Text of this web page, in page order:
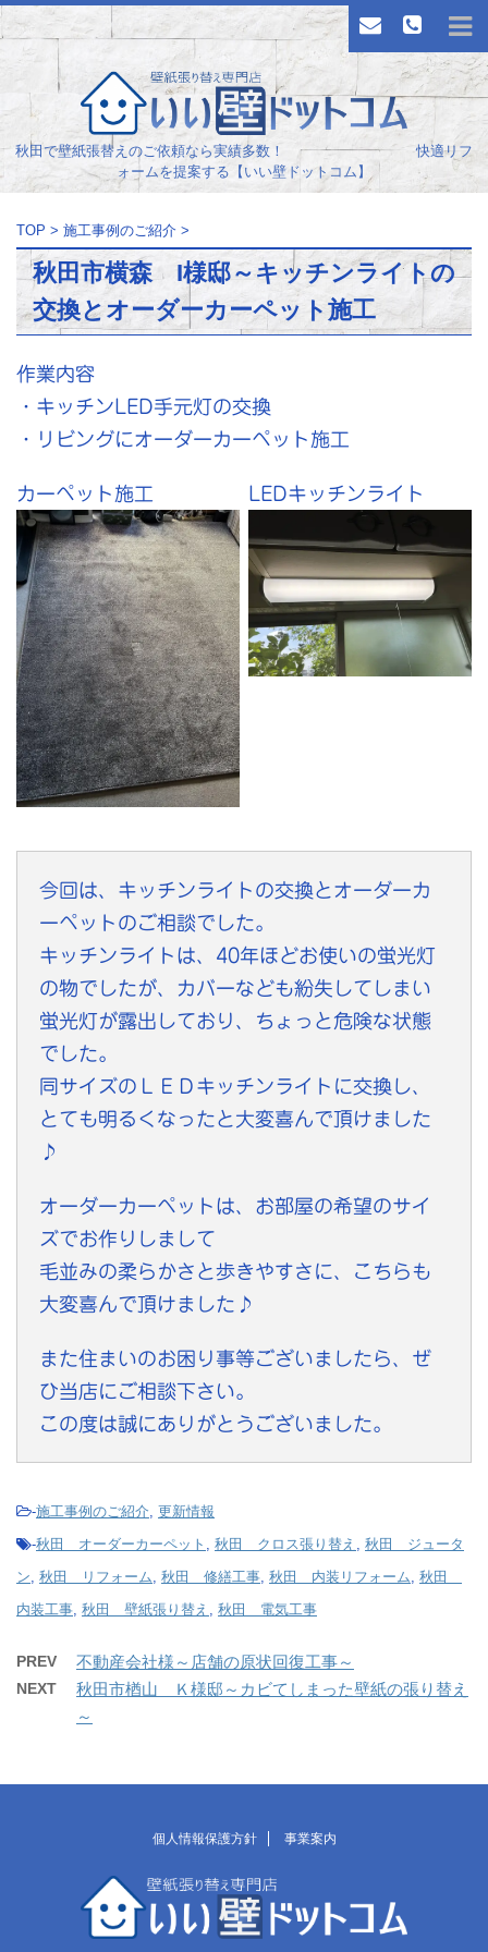
秋田で壁紙張替えのご依頼なら実績多数！ 快適リフ
ォームを提案する【いい壁ドットコム】
TOP > 施工事例のご紹介 >
秋田市横森 I様邸～キッチンライトの
交換とオーダーカーペット施工
作業内容
・キッチンLED手元灯の交換
・リビングにオーダーカーペット施工
カーペット施工 LEDキッチンライト
今回は、キッチンライトの交換とオーダーカ
ーペットのご相談でした。
キッチンライトは、40年ほどお使いの蛍光灯
の物でしたが、カバーなども紛失してしまい
蛍光灯が露出しており、ちょっと危険な状態
でした。
同サイズのＬＥＤキッチンライトに交換し、
とても明るくなったと大変喜んで頂けました
♪
オーダーカーペットは、お部屋の希望のサイ
ズでお作りしまして
毛並みの柔らかさと歩きやすさに、こちらも
大変喜んで頂けました♪
また住まいのお困り事等ございましたら、ぜ
ひ当店にご相談下さい。
この度は誠にありがとうございました。
-施工事例のご紹介 更新情報
-秋田 オーダーカーペット 秋田 クロス張り替え
秋田 ジュータ
ン 秋田 リフォーム 秋田 修繕工事 秋田 内装リフォーム 秋田
内装工事 秋田 壁紙張り替え 秋田 電気工事
PREV 不動産会社様～店舗の原状回復工事～
NEXT
秋田市楢山 Ｋ様邸～カビてしまった壁紙の張り替え
～
個人情報保護方針 事業案内